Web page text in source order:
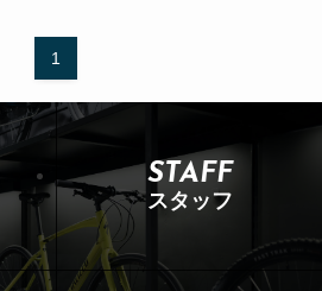
1
STAFF
スタッフ